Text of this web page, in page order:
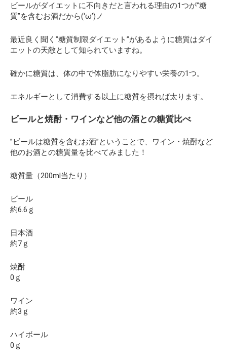
ビールがダイエットに不向きだと言われる理由の1つが”糖
質”を含むお酒だから(‘ω’)ノ
最近良く聞く”糖質制限ダイエット”があるように糖質はダイ
エットの天敵として知られていますね。
確かに糖質は、体の中で体脂肪になりやすい栄養の1つ。
エネルギーとして消費する以上に糖質を摂れば太ります。
ビールと焼酎・ワインなど他の酒との糖質比べ
”ビールは糖質を含むお酒”ということで、ワイン・焼酎など
他のお酒との糖質量を比べてみました！
糖質量（200ml当たり）
ビール
約6.6ｇ
日本酒
約7ｇ
焼酎
0ｇ
ワイン
約3ｇ
ハイボール
0ｇ